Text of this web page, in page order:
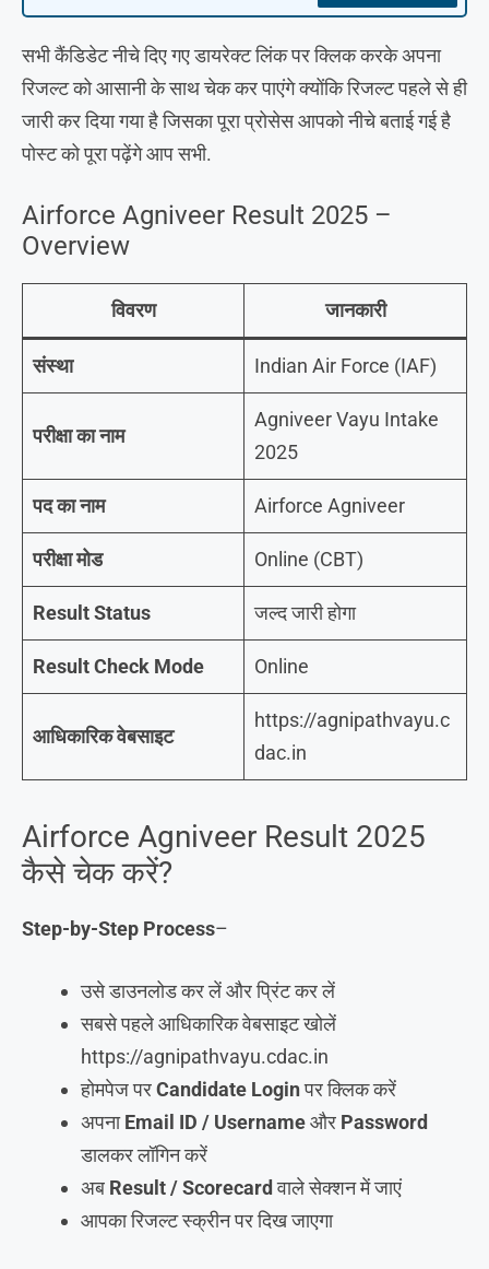
सभी कैंडिडेट नीचे दिए गए डायरेक्ट लिंक पर क्लिक करके अपना
रिजल्ट को आसानी के साथ चेक कर पाएंगे क्योंकि रिजल्ट पहले से ही
जारी कर दिया गया है जिसका पूरा प्रोसेस आपको नीचे बताई गई है
पोस्ट को पूरा पढ़ेंगे आप सभी.
Airforce Agniveer Result 2025 –
Overview
विवरण जानकारी
संस्था Indian Air Force (IAF)
परीक्षा का नाम
Agniveer Vayu Intake
2025
पद का नाम Airforce Agniveer
परीक्षा मोड Online (CBT)
Result Status जल्द जारी होगा
Result Check Mode Online
आधिकारिक वेबसाइट
https://agnipathvayu.c
dac.in
Airforce Agniveer Result 2025
कैसे चेक करें?
Step-by-Step Process–
उसे डाउनलोड कर लें और प्रिंट कर लें
सबसे पहले आधिकारिक वेबसाइट खोलें
https://agnipathvayu.cdac.in
होमपेज परCandidate Loginपर क्लिक करें
अपनाEmail ID / Usernameऔर Password
डालकर लॉगिन करें
अब Result / Scorecardवाले सेक्शन में जाएं
आपका रिजल्ट स्क्रीन पर दिख जाएगा